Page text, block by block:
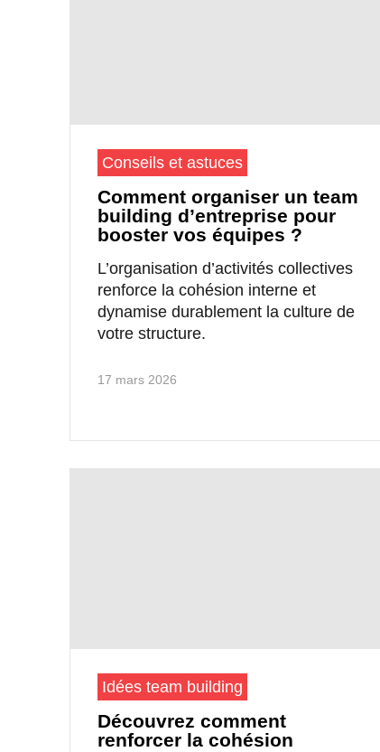
Conseils et astuces
Comment organiser un team
building d’entreprise pour
booster vos équipes ?
L’organisation d’activités collectives
renforce la cohésion interne et
dynamise durablement la culture de
votre structure.
17 mars 2026
Idées team building
Découvrez comment
renforcer la cohésion